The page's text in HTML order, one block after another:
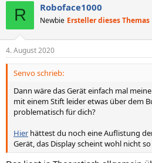
R Roboface1000
Newbie Ersteller dieses Themas
4. August 2020
Senvo schrieb:
Dann wäre das Gerät einfach mal
mit einem Stift leider etwas über dem
problematisch für dich?
Hier hättest du noch eine Auflistung
Gerät, das Display scheint wohl nicht